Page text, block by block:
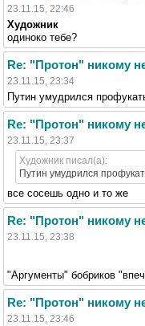
23.11.15, 22:46
Художник
одиноко тебе?
Re: "Протон" никому
23.11.15, 23:34
Путин умудрился
Re: "Протон" никому
23.11.15, 23:37
Художник писал(а):
Путин умудрился
все сосешь одно и то же
Re: "Протон" никому
23.11.15, 23:38
"Аргументы" бобриков
Re: "Протон" никому
23.11.15, 23:46